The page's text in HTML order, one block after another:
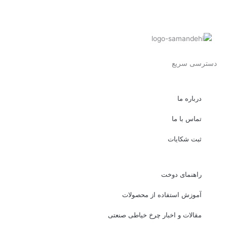
ی ی
دسترسی سریع
درباره ما
تماس با ما
ثبت شکایات
راهنمای دوخت
آموزش استفاده از محصولات
مقالات و اخبار چرخ خیاطی صنعتی